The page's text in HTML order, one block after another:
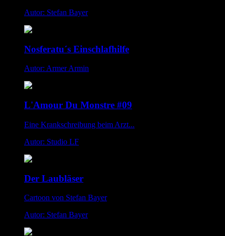
Autor: Stefan Bayer
Nosferatu´s Einschlafhilfe
Autor: Armer Armin
L'Amour Du Monstre #09
Eine Krankschreibung beim Arzt...
Autor: Studio LF
Der Laubläser
Cartoon von Stefan Bayer
Autor: Stefan Bayer